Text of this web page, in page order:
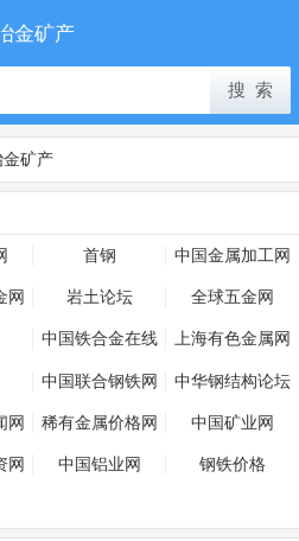
金矿产
金矿产
首钢 中国金属加工网
网 岩土论坛 全球五金网
中国铁合金在线 上海有色金属网
中国联合钢铁网 中华钢结构论坛
网 稀有金属价格网 中国矿业网
网 中国铝业网 钢铁价格